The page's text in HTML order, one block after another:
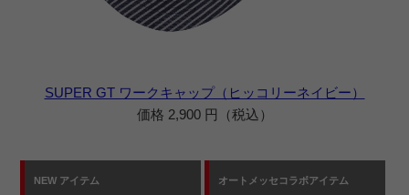
SUPER GT ワークキャップ（ヒッコリーネイビー）
価格 2,900 円（税込）
NEW アイテム オートメッセコラボアイテム